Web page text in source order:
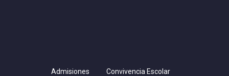
Admisiones
Convivencia Escolar